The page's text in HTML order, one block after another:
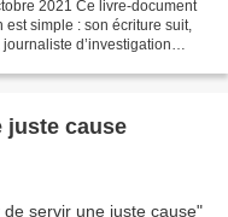
2021 Ce livre-document
simple : son écriture suit,
d’investigation
juste cause